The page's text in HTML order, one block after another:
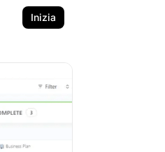
Inizia